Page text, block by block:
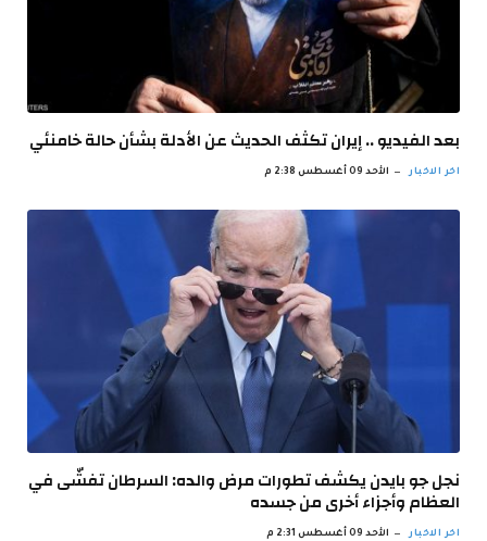
بعد الفيديو .. إيران تكثف الحديث عن الأدلة بشأن حالة خامنئي
اخر الاخبار الأحد 09 أغسطس 2:38 م
نجل جو بايدن يكشف تطورات مرض والده: السرطان تفشّى في
العظام وأجزاء أخرى من جسده
اخر الاخبار الأحد 09 أغسطس 2:31 م